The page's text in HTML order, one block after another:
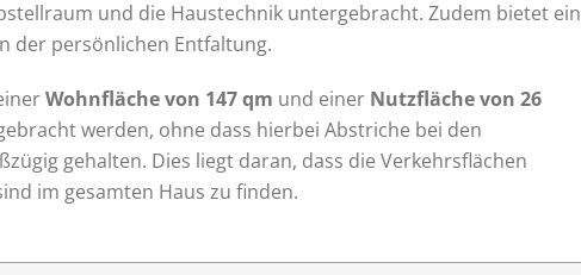
und die Haustechnik untergebracht. Zudem bietet ein
der persönlichen Entfaltung.
Wohnfläche von 147qm und einer Nutzfläche von 26
werden, ohne dass hierbei Abstriche bei den
gehalten. Dies liegt daran, dass die Verkehrsflächen
im gesamten Haus zu finden.